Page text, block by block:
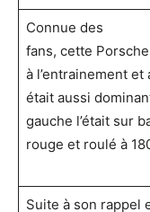
Connue des
fans, cette
à l’entrainement
était aussi
gauche l’était sur
rouge et roulé à
Suite à son rappel